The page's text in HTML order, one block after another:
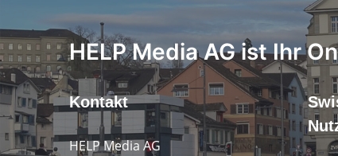
HELP Media AG ist Ihr
Kontakt
HELP Media AG